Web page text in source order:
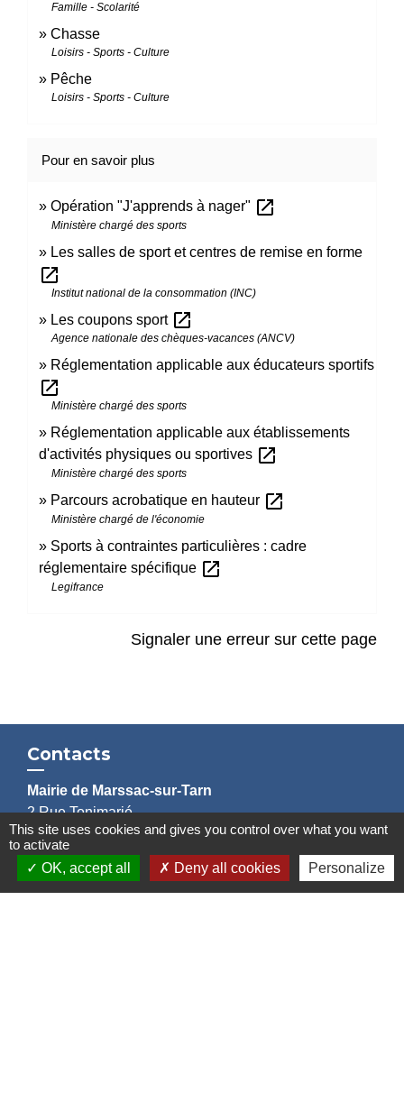
Famille - Scolarité
Chasse
Loisirs - Sports - Culture
Pêche
Loisirs - Sports - Culture
Pour en savoir plus
Opération "J'apprends à nager" open_in_new
Ministère chargé des sports
Les salles de sport et centres de remise en forme
open_in_new
Institut national de la consommation (INC)
Les coupons sport open_in_new
Agence nationale des chèques-vacances (ANCV)
Réglementation applicable aux éducateurs sportifs
open_in_new
Ministère chargé des sports
Réglementation applicable aux établissements
d'activités physiques ou sportives open_in_new
Ministère chargé des sports
Parcours acrobatique en hauteur open_in_new
Ministère chargé de l'économie
Sports à contraintes particulières : cadre
réglementaire spécifique open_in_new
Legifrance
Signaler une erreur sur cette page
Contacts
Mairie de Marssac-sur-Tarn
2 Rue Tonimarié
81150 Marssac-sur-Tarn - FRANCE
+33 5 63 55 40 47
accueil@marssac-sur-tarn.fr
This site uses cookies and gives you control over what you want
to activate
OK, accept all
Deny all cookies Personalize